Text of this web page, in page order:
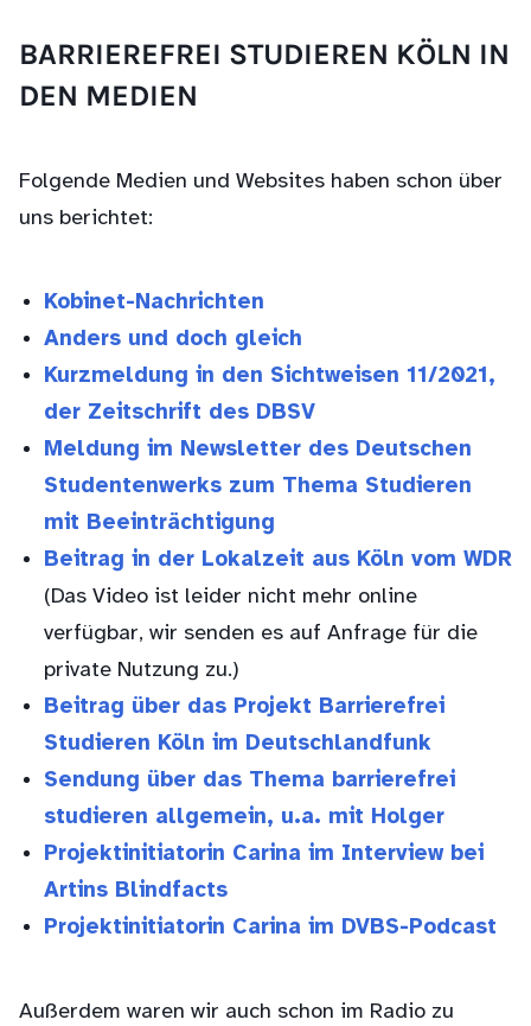
BARRIEREFREI STUDIEREN KÖLN IN
DEN MEDIEN
Folgende Medien und Websites haben schon über
uns berichtet:
Kobinet-Nachrichten
Anders und doch gleich
Kurzmeldung in den Sichtweisen 11/2021,
der Zeitschrift des DBSV
Meldung im Newsletter des Deutschen
Studentenwerks zum Thema Studieren
mit Beeinträchtigung
Beitrag in der Lokalzeit aus Köln vom WDR
(Das Video ist leider nicht mehr online
verfügbar, wir senden es auf Anfrage für die
private Nutzung zu.)
Beitrag über das Projekt Barrierefrei
Studieren Köln im Deutschlandfunk
Sendung über das Thema barrierefrei
studieren allgemein, u.a. mit Holger
Projektinitiatorin Carina im Interview bei
Artins Blindfacts
Projektinitiatorin Carina im DVBS-Podcast
Außerdem waren wir auch schon im Radio zu